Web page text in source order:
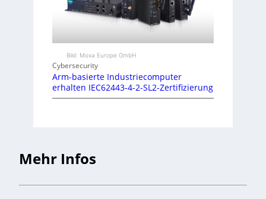
Bild: Moxa Europe GmbH
Cybersecurity
Arm-basierte Industriecomputer
erhalten IEC62443-4-2-SL2-Zertifizierung
Mehr Infos